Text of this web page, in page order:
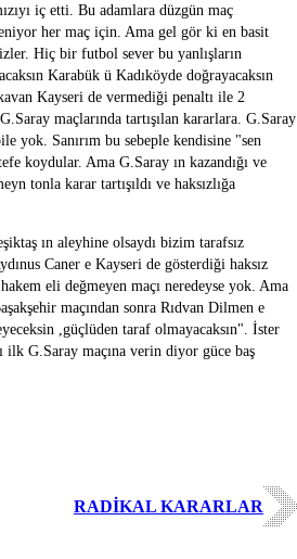
iç etti. Bu adamlara düzgün maç
her maç için. Ama gel gör ki en basit
Hiç bir futbol sever bu yanlışların
Karabük ü Kadıköyde doğrayacaksın
Kayseri de vermediği penaltı ile 2
maçlarında tartışılan kararlara. G.Saray
yok. Sanırım bu sebeple kendisine "sen
koydular. Ama G.Saray ın kazandığı ve
tonla karar tartışıldı ve haksızlığa
ın aleyhine olsaydı bizim tarafsız
Caner e Kayseri de gösterdiği haksız
eli değmeyen maçı neredeyse yok. Ama
maçından sonra Rıdvan Dilmen e
,güçlüden taraf olmayacaksın". İster
ilk G.Saray maçına verin diyor güce baş
RADİKAL KARARLAR